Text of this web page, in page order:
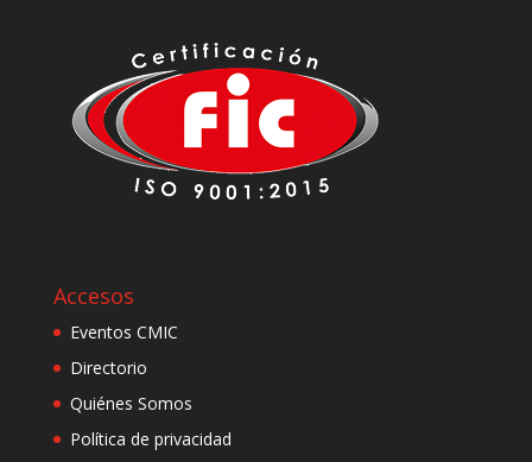
Accesos
Eventos CMIC
Directorio
Quiénes Somos
Política de privacidad